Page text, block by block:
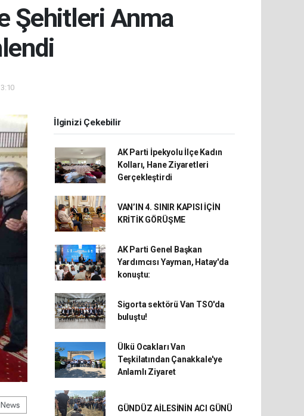
Şehitleri Anma
İlginizi Çekebilir
AK Parti İpekyolu İlçe Kadın
Kolları, Hane Ziyaretleri
Gerçekleştirdi
VAN’IN 4. SINIR KAPISI İÇİN
KRİTİK GÖRÜŞME
AK Parti Genel Başkan
Yardımcısı Yayman, Hatay'da
konuştu:
Sigorta sektörü Van TSO'da
buluştu!
Ülkü Ocakları Van
Teşkilatından Çanakkale'ye
Anlamlı Ziyaret
GÜNDÜZ AİLESİNİN ACI GÜNÜ